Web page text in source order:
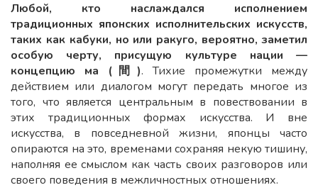
Любой, кто наслаждался исполнением
традиционных японских исполнительских искусств,
таких как кабуки, но или ракуго, вероятно, заметил
особую черту, присущую культуре нации —
концепцию ма (間). Тихие промежутки между
действием или диалогом могут передать многое из
того, что является центральным в повествовании в
этих традиционных формах искусства. И вне
искусства, в повседневной жизни, японцы часто
опираются на это, временами сохраняя некую тишину,
наполняя ее смыслом как часть своих разговоров или
своего поведения в межличностных отношениях.